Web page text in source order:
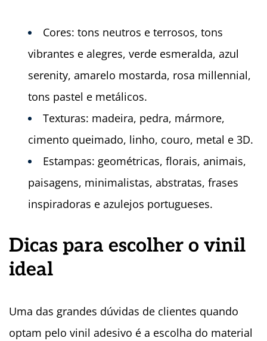
Cores: tons neutros e terrosos, tons
vibrantes e alegres, verde esmeralda, azul
serenity, amarelo mostarda, rosa millennial,
tons pastel e metálicos.
Texturas: madeira, pedra, mármore,
cimento queimado, linho, couro, metal e 3D.
Estampas: geométricas, florais, animais,
paisagens, minimalistas, abstratas, frases
inspiradoras e azulejos portugueses.
Dicas para escolher o vinil
ideal
Uma das grandes dúvidas de clientes quando
optam pelo vinil adesivo é a escolha do material